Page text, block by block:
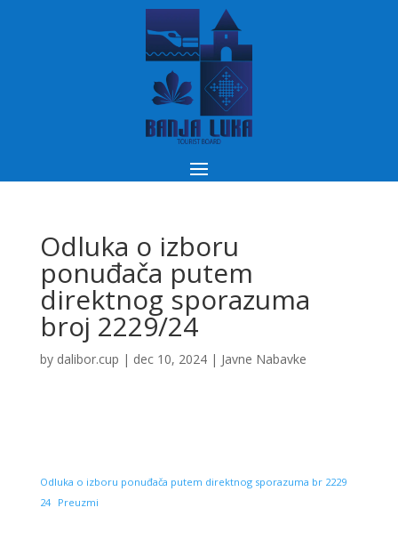
Odluka o izboru
ponuđača putem
direktnog sporazuma
broj 2229/24
by dalibor.cup | dec 10, 2024| Javne Nabavke
Odluka o izboru ponuđača putem direktnog sporazuma br 2229
24
Preuzmi